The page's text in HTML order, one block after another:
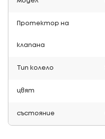
Протектор на
клапана
Тип колело
цвят
състояние